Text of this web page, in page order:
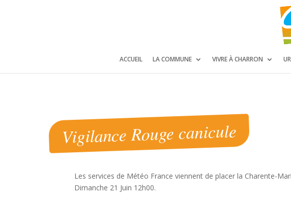
ACCUEIL LA COMMUNE VIVRE À CHARRON
Vigilance Rouge canicule
Les services de Météo France viennent de placer la Charente-
Dimanche 21 Juin 12h00.